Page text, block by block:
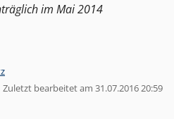
im Mai 2014
Zuletzt bearbeitet am 31.07.2016 20:59